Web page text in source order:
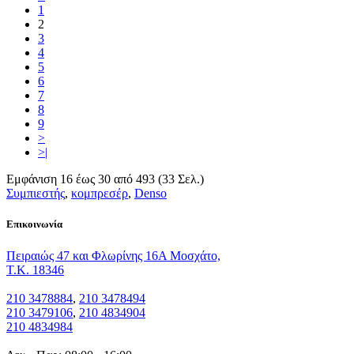
1
2
3
4
5
6
7
8
9
>
>|
Εμφάνιση 16 έως 30 από 493 (33 Σελ.)
Συμπιεστής, κομπρεσέρ, Denso
Eπικοινωνία
Πειραιώς 47 και Φλωρίνης 16Α Μοσχάτο,
T.K. 18346
210 3478884, 210 3478494
210 3479106, 210 4834904
210 4834984